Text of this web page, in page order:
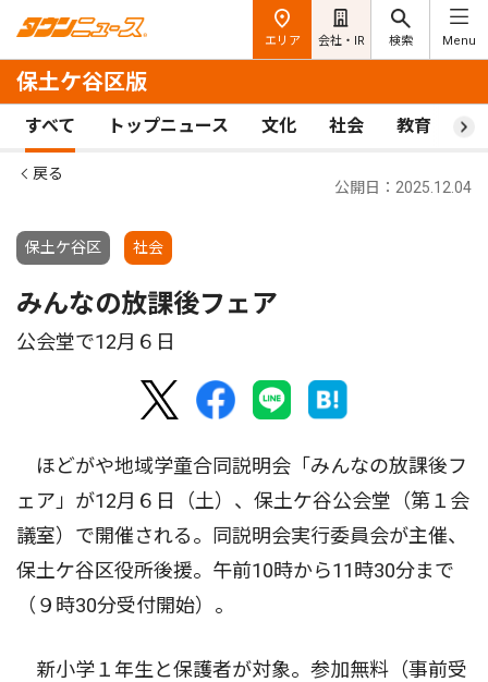
エリア 会社・IR 検索 Menu
保土ケ谷区版
すべて トップニュース 文化 社会 教育 ス
戻る
保土ケ谷区 社会
公開日：2025.12.04
みんなの放課後フェア
公会堂で12月６日
ほどがや地域学童合同説明会「みんなの放課後フ
ェア」が12月６日（土）、保土ケ谷公会堂（第１会
議室）で開催される。同説明会実行委員会が主催、
保土ケ谷区役所後援。午前10時から11時30分まで
（９時30分受付開始）。
新小学１年生と保護者が対象。参加無料（事前受